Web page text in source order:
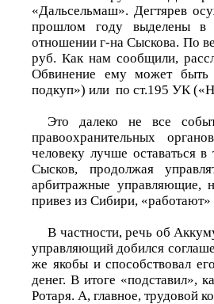
«Дальсельмаш». Дегтярев
прошлом году выделены в
отношении г-на Сыскова. По
руб. Как нам сообщили,
Обвинение ему может быть
подкуп») или по ст.195 УК
Это далеко не все
правоохранительных
человеку лучше оставаться
Сысков, продолжая
арбитражные управляющие,
привез из Сибири,
В частности, речь об
управляющий добился
же якобы и способствовал
денег. В итоге «подставил»,
Ротаря. А, главное, трудовой